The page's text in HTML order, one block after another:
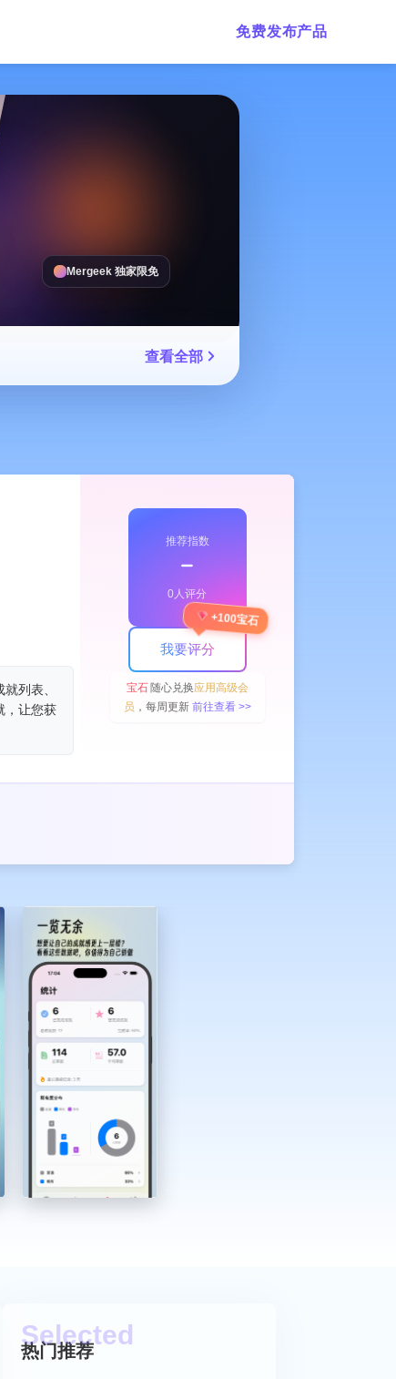
免费发布产品
Mergeek 独家限免
查看全部
列表、
，让您获
推荐指数
﹣
0人评分
我要评分
+100宝石
宝石随心兑换应用高级会
员 ，每周更新 前往查看 >>
热门推荐